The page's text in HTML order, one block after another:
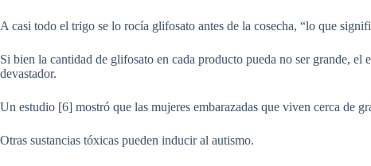
A casi todo el trigo se lo rocía glifosato antes de la cosecha, “lo que
Si bien la cantidad de glifosato en cada producto pueda no ser grande,
devastador.
Un estudio [6] mostró que las mujeres embarazadas que viven cerca de
Otras sustancias tóxicas pueden inducir al autismo.